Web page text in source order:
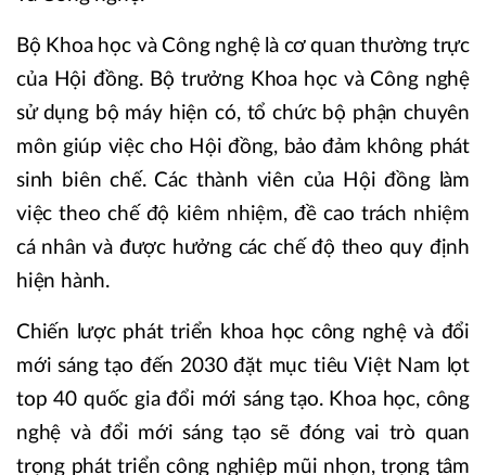
Bộ Khoa học và Công nghệ là cơ quan thường trực
của Hội đồng. Bộ trưởng Khoa học và Công nghệ
sử dụng bộ máy hiện có, tổ chức bộ phận chuyên
môn giúp việc cho Hội đồng, bảo đảm không phát
sinh biên chế. Các thành viên của Hội đồng làm
việc theo chế độ kiêm nhiệm, đề cao trách nhiệm
cá nhân và được hưởng các chế độ theo quy định
hiện hành.
Chiến lược phát triển khoa học công nghệ và đổi
mới sáng tạo đến 2030 đặt mục tiêu Việt Nam lọt
top 40 quốc gia đổi mới sáng tạo. Khoa học, công
nghệ và đổi mới sáng tạo sẽ đóng vai trò quan
trọng phát triển công nghiệp mũi nhọn, trọng tâm